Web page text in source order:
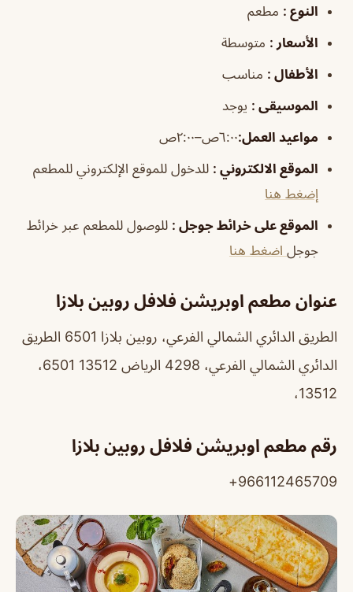
النوع : مطعم
الأسعار : متوسطة
الأطفال : مناسب
الموسيقى : يوجد
مواعيد العمل:٦:٠٠ص–٢:٠٠ص
الموقع الالكتروني : للدخول للموقع الإلكتروني للمطعم
إضغط هنا
الموقع على خرائط جوجل : للوصول للمطعم عبر خرائط
جوجل اضغط هنا
عنوان مطعم اوبريشن فلافل روبين بلازا
الطريق الدائري الشمالي الفرعي، روبين بلازا 6501 الطريق
الدائري الشمالي الفرعي، 4298 الرياض 13512 6501،
13512،
رقم مطعم اوبريشن فلافل روبين بلازا
966112465709+